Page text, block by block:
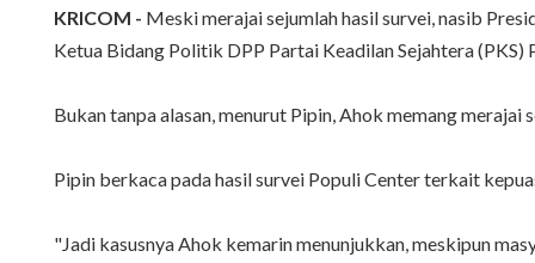
KRICOM - Meski merajai sejumlah hasil survei, nasib
Ketua Bidang Politik DPP Partai Keadilan Sejahtera (PKS)
Bukan tanpa alasan, menurut Pipin, Ahok memang
Pipin berkaca pada hasil survei Populi Center terkait
"Jadi kasusnya Ahok kemarin menunjukkan, meskipun